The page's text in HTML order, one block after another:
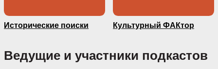
Исторические поиски Культурный ФАКтор
Ведущие и участники подкастов